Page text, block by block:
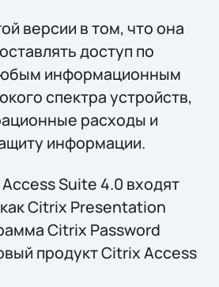
версии в том, что она
доступ по
информационным
спектра устройств,
расходы и
информации.
Suite 4.0 входят
Citrix Presentation
Citrix Password
продукт Citrix Access